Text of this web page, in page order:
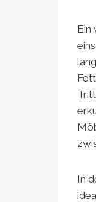
Ein
In